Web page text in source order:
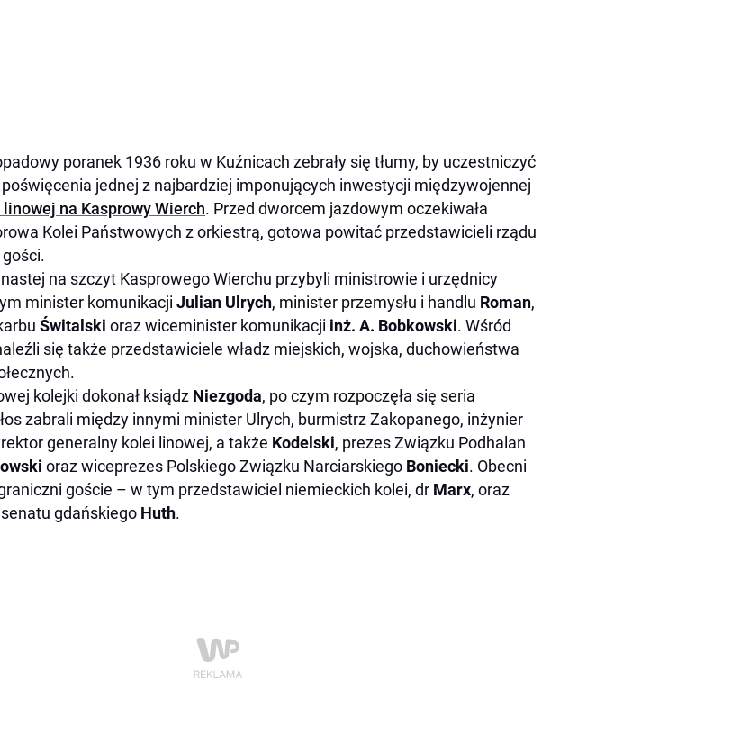
poranek 1936 roku w Kuźnicach zebrały się tłumy, by uczestniczyć
jednej z najbardziej imponujących inwestycji międzywojennej
na Kasprowy Wierch. Przed dworcem jazdowym oczekiwała
Kolei Państwowych z orkiestrą, gotowa powitać przedstawicieli rządu
na szczyt Kasprowego Wierchu przybyli ministrowie i urzędnicy
minister komunikacji Julian Ulrych, minister przemysłu i handlu Roman,
Świtalski oraz wiceminister komunikacji inż. A. Bobkowski. Wśród
się także przedstawiciele władz miejskich, wojska, duchowieństwa
kolejki dokonał ksiądz Niezgoda, po czym rozpoczęła się seria
zabrali między innymi minister Ulrych, burmistrz Zakopanego, inżynier
generalny kolei linowej, a także Kodelski, prezes Związku Podhalan
oraz wiceprezes Polskiego Związku Narciarskiego Boniecki. Obecni
goście – w tym przedstawiciel niemieckich kolei, dr Marx, oraz
gdańskiego Huth.